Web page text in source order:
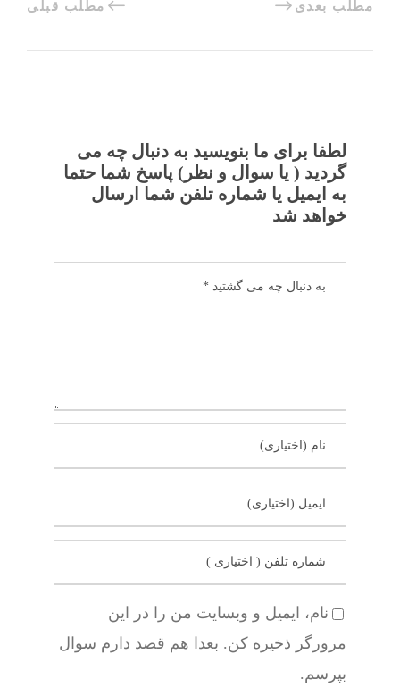
مطلب قبلی مطلب بعدی
لطفا برای ما بنویسید به دنبال چه می
گردید ( یا سوال و نظر) پاسخ شما حتما
به ایمیل یا شماره تلفن شما ارسال
خواهد شد
نام، ایمیل و وبسایت من را در این
مرورگر ذخیره کن. بعدا هم قصد دارم سوال
بپرسم.